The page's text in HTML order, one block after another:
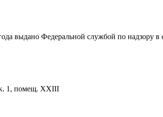
выдано Федеральной службой по надзору
к. 1, помещ. XXIII